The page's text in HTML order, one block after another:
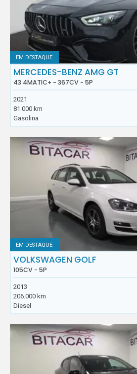
EM DESTAQUE
MERCEDES-BENZ AMG GT
43 4MATIC+ - 367CV - 5P
2021
81.000 km
Gasolina
EM DESTAQUE
VOLKSWAGEN GOLF
105CV - 5P
2013
206.000 km
Diesel